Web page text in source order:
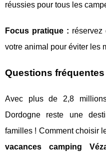
réussies pour tous les
Focus pratique :
votre animal pour éviter les
Questions fréquentes
Avec plus de 2,8
Dordogne reste une
familles ! Comment choisir
vacances camping